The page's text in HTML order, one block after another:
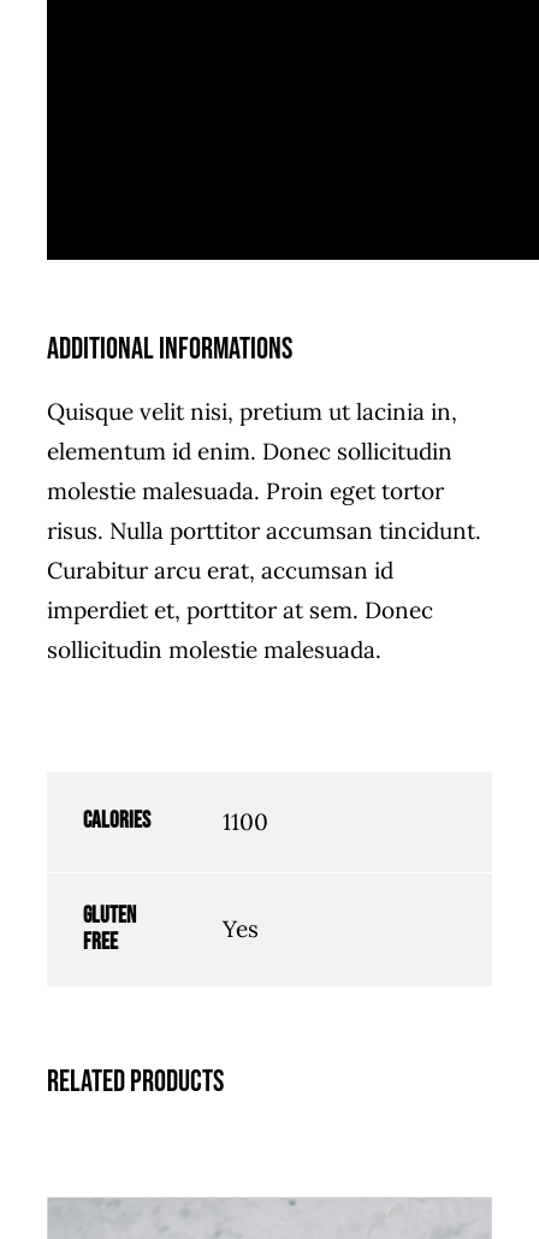
Additional informations
Quisque velit nisi, pretium ut lacinia in,
elementum id enim. Donec sollicitudin
molestie malesuada. Proin eget tortor
risus. Nulla porttitor accumsan tincidunt.
Curabitur arcu erat, accumsan id
imperdiet et, porttitor at sem. Donec
sollicitudin molestie malesuada.
Calories 1100
Gluten
free
Yes
Related products